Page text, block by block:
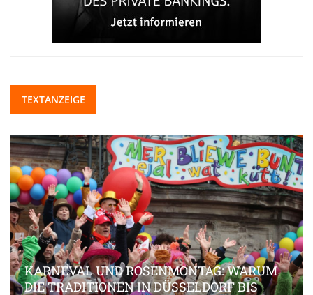
TEXTANZEIGE
KARNEVAL UND ROSENMONTAG: WARUM
DIE TRADITIONEN IN DÜSSELDORF BIS